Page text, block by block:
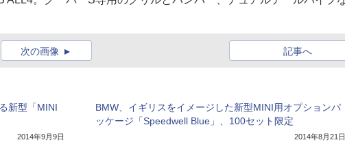
記事へ
次の画像
新型「MINI
2014年9月9日
BMW、イギリスをイメージした新型MINI用オプションパ
ッケージ「Speedwell Blue」、100セット限定
2014年8月21日